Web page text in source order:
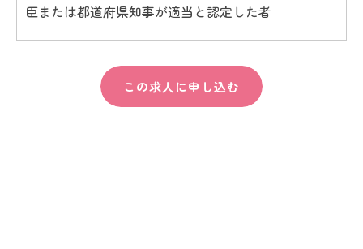
臣または都道府県知事が適当と認定した者
この求人に申し込む